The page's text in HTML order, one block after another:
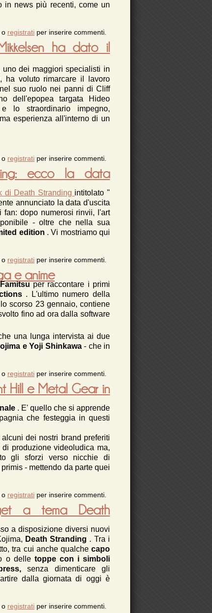
in news più recenti, come un
Productions, vicino l'acquisto di Sony?
o registrati per inserire commenti.
ha dato il
uno dei maggiori specialisti in
ha voluto rimarcare il lavoro
suo ruolo nei panni di Cliff
dell'epopea targata Hideo
lo straordinario impegno,
esperienza all'interno di un
Stranding: Mads Mikkelsen ha dato il
massimo, per il ruolo di Cliff
o registrati per inserire commenti.
ecco la data
di Death Stranding intitolato "
annunciato la data d'uscita
dopo numerosi rinvii, l'art
- oltre che nella sua
edition . Vi mostriamo qui
Death Stranding: ecco la data definitiva
o registrati per inserire commenti.
e anime
Famitsuper raccontare i primi
. L'ultimo numero della
scorso 23 gennaio, contiene
fino ad ora dalla software
una lunga intervista ai due
e Yoji Shinkawa - che in
con Shinkawa manga e anime
o registrati per inserire commenti.
Hill e Metal Gear in
. E' quello che si apprende
che festeggia in questi
dei nostri brand preferiti
produzione videoludica ma,
gli sforzi verso nicchie di
- mettendo da parte quei
assume. Nuovi Silent Hill e Metal Gear
in arrivo?
o registrati per inserire commenti.
a tema Death
a disposizione diversi nuovi
Death Stranding . Tra i
tra cui anche qualche capo
o delle toppe con i simboli
senza dimenticare gli
dalla giornata di oggi è
maglie e gadget a tema Death Stranding
o registrati per inserire commenti.